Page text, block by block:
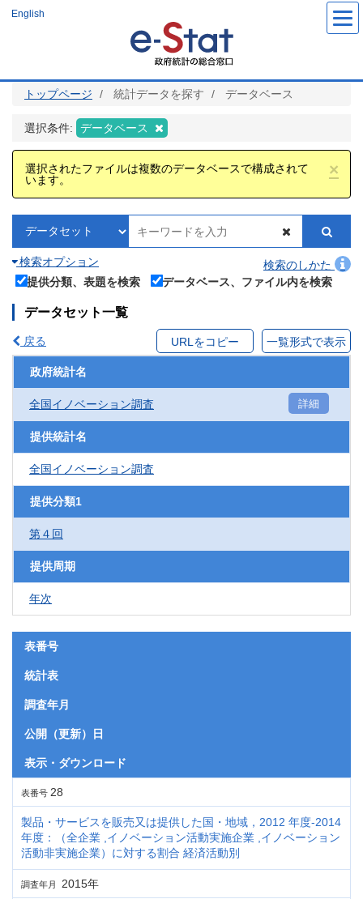
ツ
English
トップページ 統計データを探す データベース
選択条件: データベース
×
選択されたファイルは複数のデータベースで構成されて
います。
検索オプション
検索のしかた
提供分類、表題を検索
データベース、ファイル内を検索
データセット一覧
戻る URLをコピー 一覧形式で表示
政府統計名
全国イノベーション調査 詳細
提供統計名
全国イノベーション調査
提供分類1
第４回
提供周期
年次
表番号
統計表
調査年月
公開（更新）日
表示・ダウンロード
表番号 28
製品・サービスを販売又は提供した国・地域，2012 年度-2014
年度：（全企業 ,イノベーション活動実施企業 ,イノベーション
活動非実施企業）に対する割合 経済活動別
調査年月 2015年